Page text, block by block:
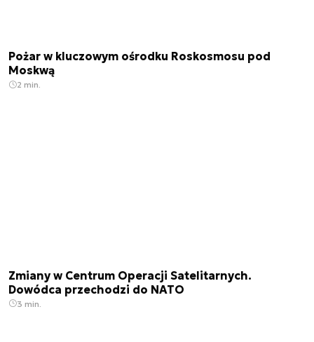
Pożar w kluczowym ośrodku Roskosmosu pod
Moskwą
2 min.
Zmiany w Centrum Operacji Satelitarnych.
Dowódca przechodzi do NATO
3 min.